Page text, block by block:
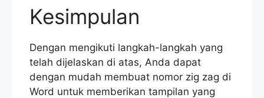
Kesimpulan
Dengan mengikuti langkah-langkah yang
telah dijelaskan di atas, Anda dapat
dengan mudah membuat nomor zig zag di
Word untuk memberikan tampilan yang